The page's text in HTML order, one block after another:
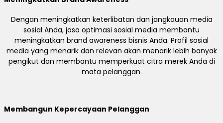
Dengan meningkatkan keterlibatan dan jangkauan media
sosial Anda, jasa optimasi sosial media membantu
meningkatkan brand awareness bisnis Anda. Profil sosial
media yang menarik dan relevan akan menarik lebih banyak
pengikut dan membantu memperkuat citra merek Anda di
mata pelanggan.
Membangun Kepercayaan Pelanggan